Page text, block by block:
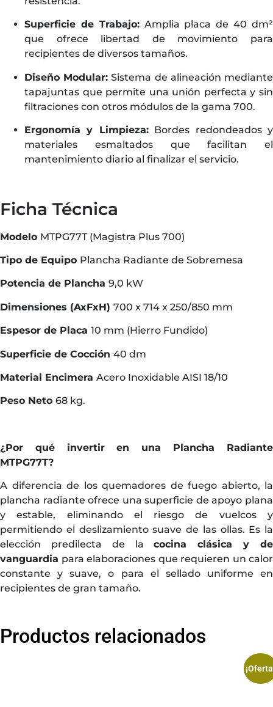
Superficie de Trabajo:Amplia placa de 40 dm²
que ofrece libertad de movimiento para
recipientes de diversos tamaños.
Diseño Modular: Sistema de alineación mediante
tapajuntas que permite una unión perfecta y sin
filtraciones con otros módulos de la gama 700.
Ergonomía y Limpieza:Bordes redondeados y
materiales esmaltados que facilitan el
mantenimiento diario al finalizar el servicio.
Ficha Técnica
Modelo MTPG77T (Magistra Plus 700)
Tipo de Equipo Plancha Radiante de Sobremesa
Potencia de Plancha 9,0 kW
Dimensiones (AxFxH) 700 x 714 x 250/850 mm
Espesor de Placa 10 mm (Hierro Fundido)
Superficie de Cocción 40 dm
Material Encimera Acero Inoxidable AISI 18/10
Peso Neto 68 kg.
¿Por qué invertir en una Plancha Radiante
MTPG77T?
A diferencia de los quemadores de fuego abierto, la
plancha radiante ofrece una superficie de apoyo plana
y estable, eliminando el riesgo de vuelcos y
permitiendo el deslizamiento suave de las ollas. Es la
elección predilecta de lacocina clásica y de
vanguardia para elaboraciones que requieren un calor
constante y suave, o para el sellado uniforme en
recipientes de gran tamaño.
Productos relacionados